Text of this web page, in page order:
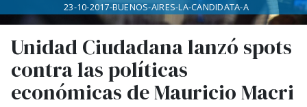
Unidad Ciudadana lanzó spots
contra las políticas
económicas de Mauricio Macri
23-10-2017-BUENOS-AIRES-LA-CANDIDATA-A